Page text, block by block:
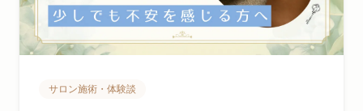
サロン施術・体験談